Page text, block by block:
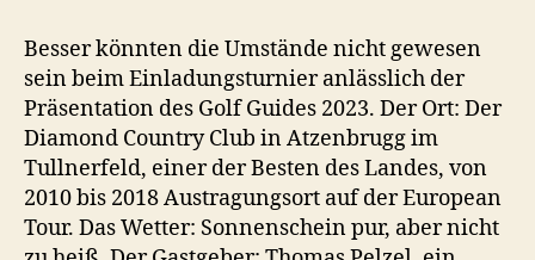
Besser könnten die Umstände nicht gewesen
sein beim Einladungsturnier anlässlich der
Präsentation des Golf Guides 2023. Der Ort: Der
Diamond Country Club in Atzenbrugg im
Tullnerfeld, einer der Besten des Landes, von
2010 bis 2018 Austragungsort auf der European
Tour. Das Wetter: Sonnenschein pur, aber nicht